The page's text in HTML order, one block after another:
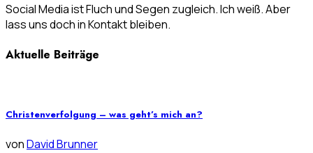
Social Media ist Fluch und Segen zugleich. Ich weiß. Aber
lass uns doch in Kontakt bleiben.
Aktuelle Beiträge
Christenverfolgung – was geht’s mich an?
vonDavid Brunner